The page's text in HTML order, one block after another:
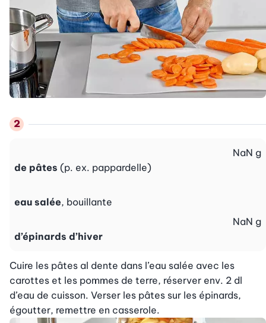
de pâtes (p. ex. pappardelle)
NaN g
eau salée, bouillante
d’épinards d’hiver
NaN g
Cuire les pâtes al dente dans l’eau salée avec les
carottes et les pommes de terre, réserver env. 2 dl
d’eau de cuisson. Verser les pâtes sur les épinards,
égoutter, remettre en casserole.